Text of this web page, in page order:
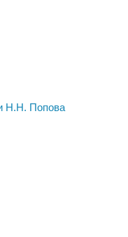
Н.Н. Попова